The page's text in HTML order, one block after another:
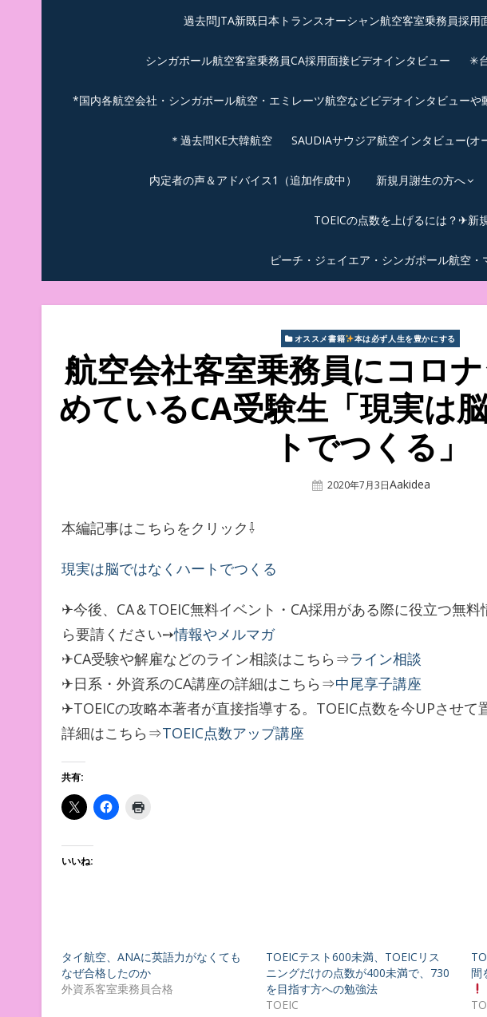
過去問JTA新既日本トランスオーシャン航空客室乗務員採用
シンガポール航空客室乗務員CA採用面接ビデオインタビュー ✳︎
*国内各航空会社・シンガポール航空・エミレーツ航空などビデオインタビューや
＊過去問KE大韓航空 SAUDIAサウジア航空インタビュー(オ
内定者の声＆アドバイス1（追加作成中） 新規月謝生の方へ
TOEICの点数を上げるには？✈新
ピーチ・ジェイエア・シンガポール航空
オススメ書籍 本は必ず人生を豊かにする
航空会社客室乗務員にコロ
めているCA受験生「現実は
トでつくる」
Posted
2020年7月3日Author
Aakidea
本編記事はこちらをクリック⇩
現実は脳ではなくハートでつくる
✈今後、CA＆TOEIC無料イベント・CA採用がある際に役立つ無
ら要請ください➙情報やメルマガ
✈CA受験や解雇などのライン相談はこちら⇒ライン相談
✈日系・外資系のCA講座の詳細はこちら⇒中尾享子講座
✈TOEICの攻略本著者が直接指導する。TOEIC点数を今UPさせて
詳細はこちら⇒TOEIC点数アップ講座
共有:
いいね:
タイ航空、ANAに英語力がなくても
なぜ合格したのか
外資系客室乗務員合格
TOEICテスト600未満、TOEICリス
ニングだけの点数が400未満で、730
を目指す方への勉強法
TOEIC
間